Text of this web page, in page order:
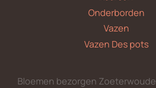
Onderborden
Vazen
Vazen Des pots
Bloemen bezorgen Zoeterwoude